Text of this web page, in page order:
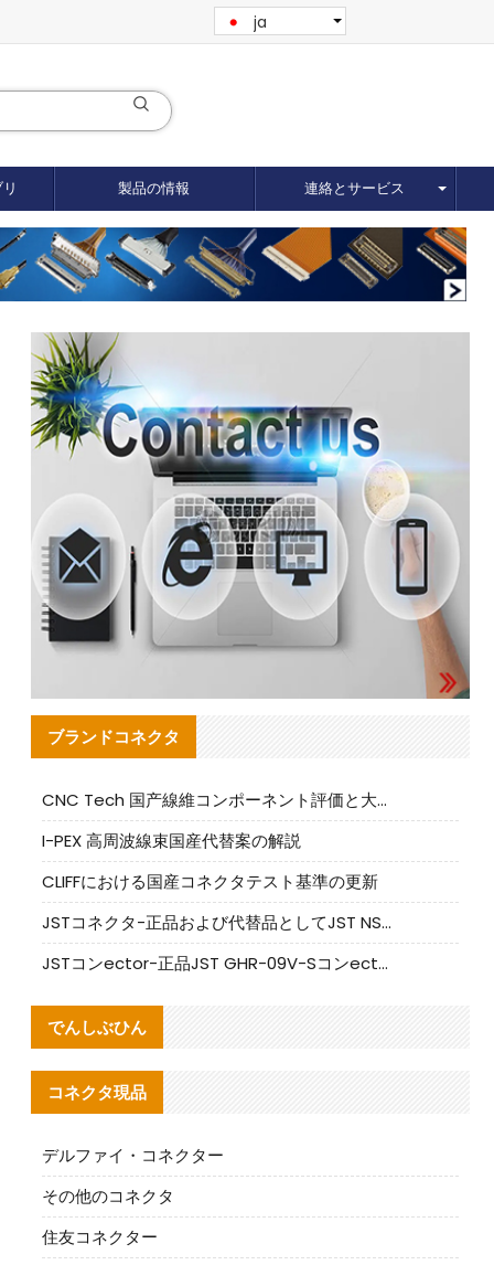
ja
製品の情報 連絡とサービス
ブランドコネクタ
CNC Tech 国产線維コンポーネント評価と大量生産適合ガイド
I-PEX 高周波線束国産代替案の解説
CLIFFにおける国産コネクタテスト基準の更新
JSTコネクタ-正品および代替品としてJST NSHR-02V-Sコネクタを提供します
JSTコンector-正品JST GHR-09V-Sコンector|代替品提供
でんしぶひん
コネクタ現品
デルファイ・コネクター
その他のコネクタ
住友コネクター